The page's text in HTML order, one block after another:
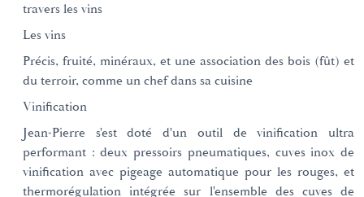
travers les vins
Les vins
Précis, fruité, minéraux, et une association des bois (fût) et
du terroir, comme un chef dans sa cuisine
Vinification
Jean-Pierre s'est doté d'un outil de vinification ultra
performant : deux pressoirs pneumatiques, cuves inox de
vinification avec pigeage automatique pour les rouges, et
thermorégulation intégrée sur l'ensemble des cuves de